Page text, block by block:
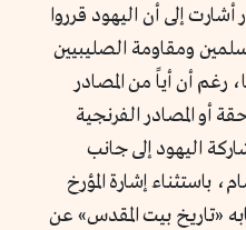
إلى أن اليهود قرروا
ومقاومة الصليبيين
رغم أن أياً من المصادر
أو المصادر الفرنجية
اليهود إلى جانب
باستثناء إشارة المؤرخ
«تاريخ بيت المقدس» عن